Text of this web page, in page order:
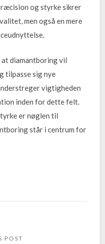
og styrke sikrer
men også en mere
at diamantboring vil
tilpasse sig nye
vigtigheden
inden for dette felt.
er nøglen til
står i centrum for